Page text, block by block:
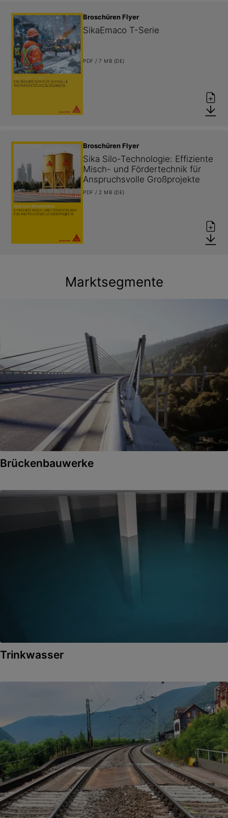
Broschüren Flyer
SikaEmaco T-Serie
PDF / 7 MB (DE)
Broschüren Flyer
Sika Silo-Technologie: Effiziente
Misch- und Fördertechnik für
Anspruchsvolle Großprojekte
PDF / 2 MB (DE)
Marktsegmente
Brückenbauwerke
Trinkwasser